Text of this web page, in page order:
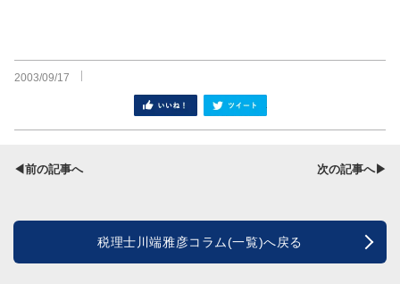
2003/09/17
シェア
◀前の記事へ 次の記事へ▶
税理士川端雅彦コラム(一覧)へ戻る